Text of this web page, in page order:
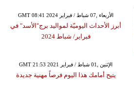
GMT 08:41 2024 الأربعاء ,07 شباط / فبراير
أبرز الأحداث اليوميّة لمواليد برج"الأسد" في
فبراير/ شباط 2024
GMT 21:53 2021 الإثنين ,01 شباط / فبراير
يتيح أمامك هذا اليوم فرصاً مهنية جديدة